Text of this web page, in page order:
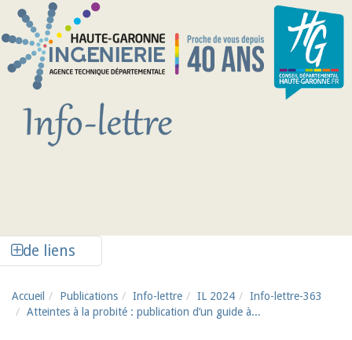
Aller au contenu principal
de liens
Accueil Publications Info-lettre IL 2024
Info-lettre-363
Atteintes à la probité : publication d’un guide à...